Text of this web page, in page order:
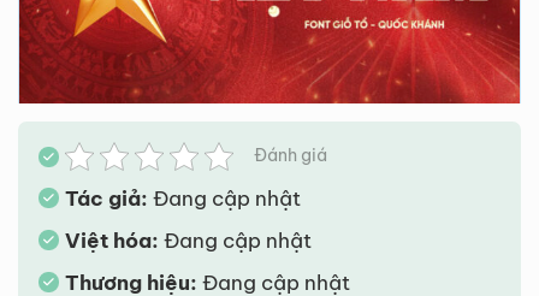
Đánh giá
Tác giả: Đang cập nhật
Việt hóa: Đang cập nhật
Thương hiệu: Đang cập nhật